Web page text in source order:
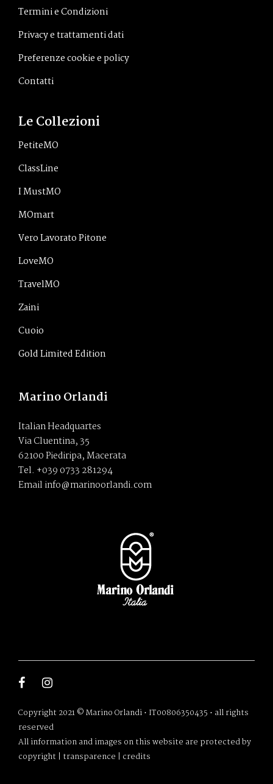
Termini e Condizioni
Privacy e trattamenti dati
Preferenze cookie e policy
Contatti
Le Collezioni
PetiteMO
ClassLine
I MustMO
MOmart
Vero Lavorato Pitone
LoveMO
TravelMO
Zaini
Cuoio
Gold Limited Edition
Marino Orlandi
Italian Headquartes
Via Cluentina, 35
62100 Piediripa, Macerata
Tel. +039 0733 281294
Email info@marinoorlandi.com
Copyright 2021 © Marino Orlandi • IT00806350435 • all rights
reserved
All information and images on this website are protected by
copyright | transparence | credits